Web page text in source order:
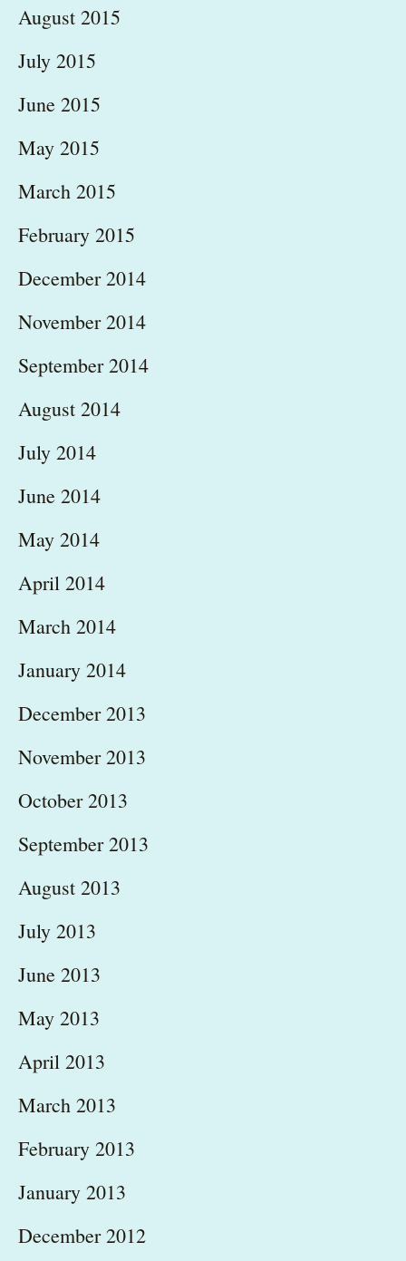
August 2015
July 2015
June 2015
May 2015
March 2015
February 2015
December 2014
November 2014
September 2014
August 2014
July 2014
June 2014
May 2014
April 2014
March 2014
January 2014
December 2013
November 2013
October 2013
September 2013
August 2013
July 2013
June 2013
May 2013
April 2013
March 2013
February 2013
January 2013
December 2012